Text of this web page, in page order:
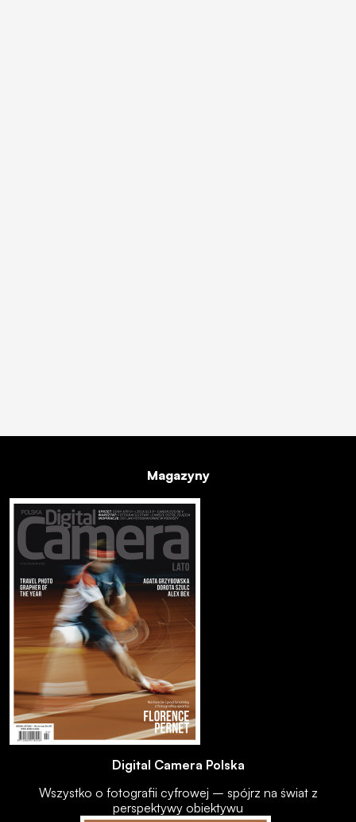
Magazyny
Digital Camera Polska
Wszystko o fotografii cyfrowej – spójrz na świat z
perspektywy obiektywu